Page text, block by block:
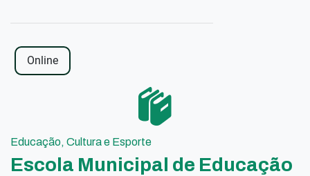
Online
Educação, Cultura e Esporte
Escola Municipal de Educação